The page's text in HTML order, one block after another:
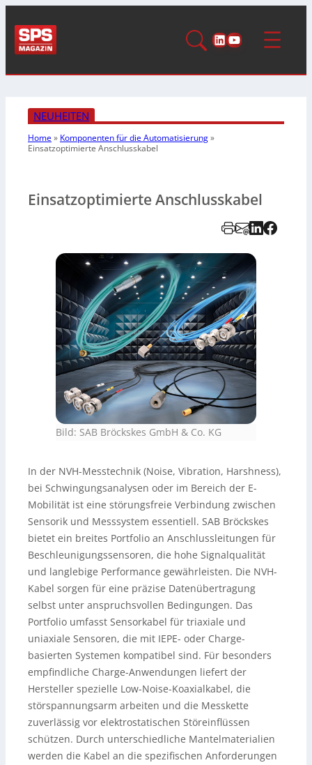
LinkedIn
YouTube
NEUHEITEN
Home» Komponenten für die Automatisierung»
Einsatzoptimierte Anschlusskabel
Einsatzoptimierte Anschlusskabel
Bild: SAB Bröckskes GmbH & Co. KG
In der NVH-Messtechnik (Noise, Vibration, Harshness),
bei Schwingungsanalysen oder im Bereich der E-
Mobilität ist eine störungsfreie Verbindung zwischen
Sensorik und Messsystem essentiell. SAB Bröckskes
bietet ein breites Portfolio an Anschlussleitungen für
Beschleunigungssensoren, die hohe Signalqualität
und langlebige Performance gewährleisten. Die NVH-
Kabel sorgen für eine präzise Datenübertragung
selbst unter anspruchsvollen Bedingungen. Das
Portfolio umfasst Sensorkabel für triaxiale und
uniaxiale Sensoren, die mit IEPE- oder Charge-
basierten Systemen kompatibel sind. Für besonders
empfindliche Charge-Anwendungen liefert der
Hersteller spezielle Low-Noise-Koaxialkabel, die
störspannungsarm arbeiten und die Messkette
zuverlässig vor elektrostatischen Störeinflüssen
schützen. Durch unterschiedliche Mantelmaterialien
werden die Kabel an die spezifischen Anforderungen